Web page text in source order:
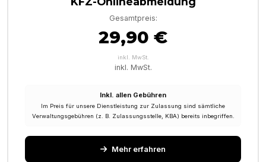
Gesamtpreis:
29,90 €
inkl. MwSt.
inkl. MwSt.
Inkl. allen Gebühren
Im Preis für unsere Dienstleistung zur Zulassung sind sämtliche
Verwaltungsgebühren (z. B. Zulassungsstelle, KBA) bereits inbegriffen.
Mehr erfahren